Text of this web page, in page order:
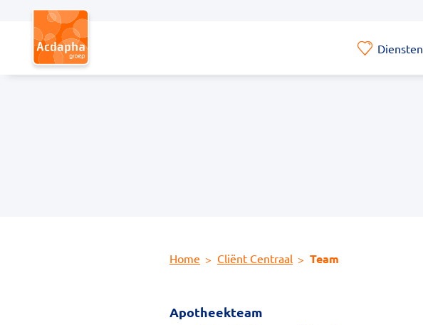
Diensten
Home Cliënt Centraal Team
Apotheekteam